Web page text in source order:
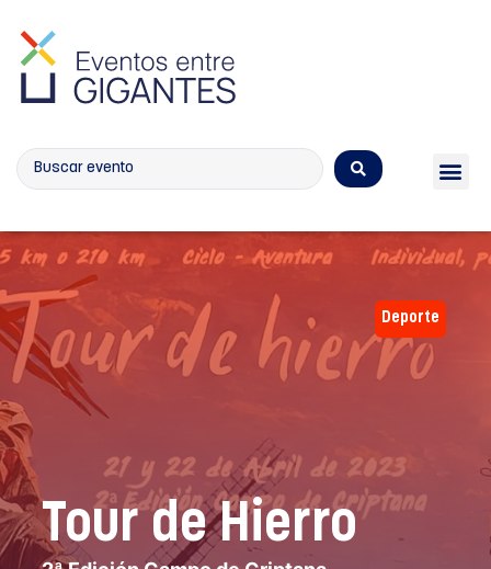
Tour de Hierro
Deporte